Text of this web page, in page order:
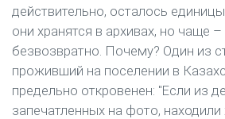
действительно, осталось
они хранятся в архивах, но чаще
безвозвратно. Почему? Один из
проживший на поселении в
предельно откровенен: "Если из
запечатленных на фото,